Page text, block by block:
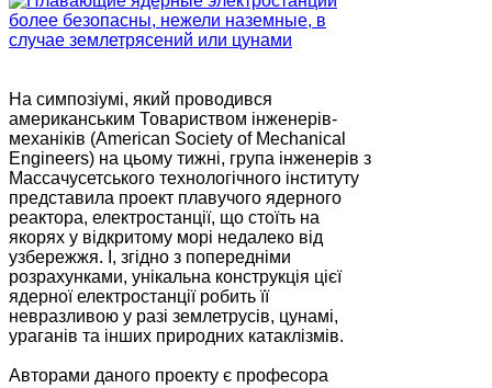
На симпозіумі, який проводився
американським Товариством інженерів-
механіків (American Society of Mechanical
Engineers) на цьому тижні, група інженерів з
Массачусетського технологічного інституту
представила проект плавучого ядерного
реактора, електростанції, що стоїть на
якорях у відкритому морі недалеко від
узбережжя. І, згідно з попередніми
розрахунками, унікальна конструкція цієї
ядерної електростанції робить її
невразливою у разі землетрусів, цунамі,
ураганів та інших природних катаклізмів.
Авторами даного проекту є професора